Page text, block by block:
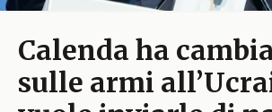
Calenda ha
sulle armi